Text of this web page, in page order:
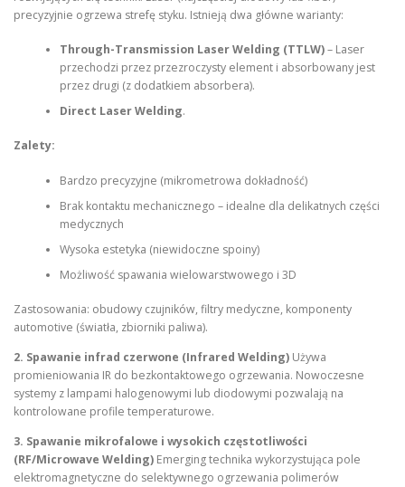
precyzyjnie ogrzewa strefę styku. Istnieją dwa główne warianty:
Through-Transmission Laser Welding (TTLW)– Laser
przechodzi przez przezroczysty element i absorbowany jest
przez drugi (z dodatkiem absorbera).
Direct Laser Welding.
Zalety:
Bardzo precyzyjne (mikrometrowa dokładność)
Brak kontaktu mechanicznego – idealne dla delikatnych części
medycznych
Wysoka estetyka (niewidoczne spoiny)
Możliwość spawania wielowarstwowego i 3D
Zastosowania: obudowy czujników, filtry medyczne, komponenty
automotive (światła, zbiorniki paliwa).
2. Spawanie infrad czerwone (Infrared Welding) Używa
promieniowania IR do bezkontaktowego ogrzewania. Nowoczesne
systemy z lampami halogenowymi lub diodowymi pozwalają na
kontrolowane profile temperaturowe.
3. Spawanie mikrofalowe i wysokich częstotliwości
(RF/Microwave Welding) Emerging technika wykorzystująca pole
elektromagnetyczne do selektywnego ogrzewania polimerów